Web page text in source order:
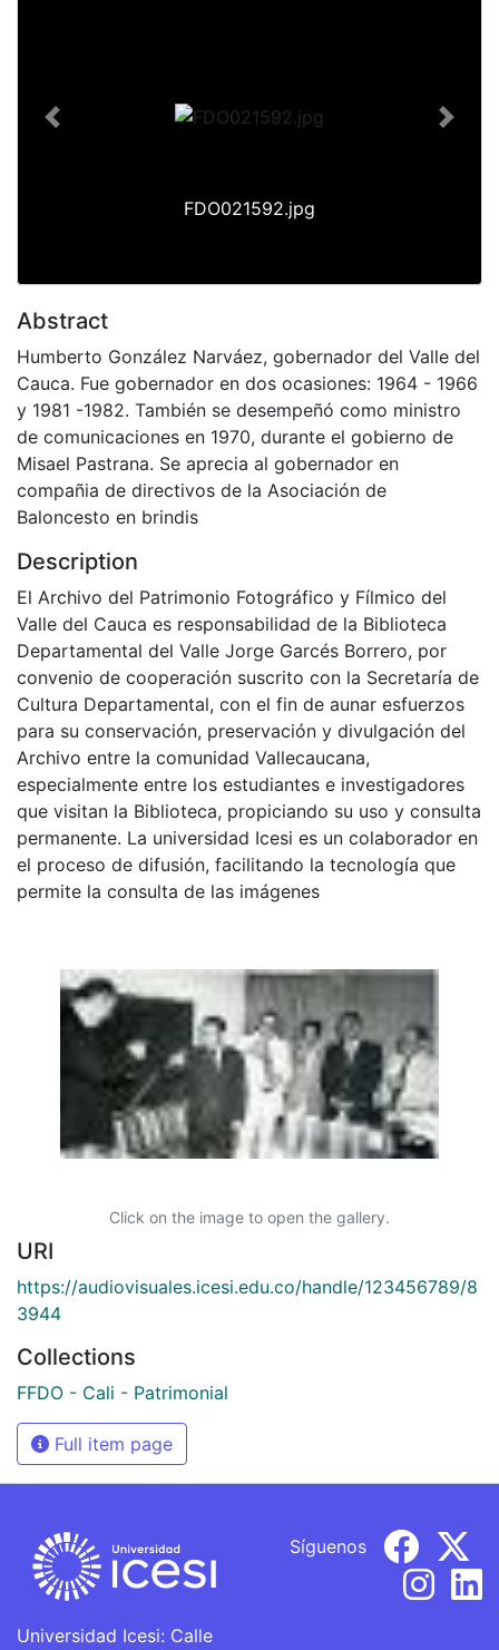
FDO021592.jpg
Previous Next
Abstract
Humberto González Narváez, gobernador del Valle del
Cauca. Fue gobernador en dos ocasiones: 1964 - 1966
y 1981 -1982. También se desempeñó como ministro
de comunicaciones en 1970, durante el gobierno de
Misael Pastrana. Se aprecia al gobernador en
compañia de directivos de la Asociación de
Baloncesto en brindis
Description
El Archivo del Patrimonio Fotográfico y Fílmico del
Valle del Cauca es responsabilidad de la Biblioteca
Departamental del Valle Jorge Garcés Borrero, por
convenio de cooperación suscrito con la Secretaría de
Cultura Departamental, con el fin de aunar esfuerzos
para su conservación, preservación y divulgación del
Archivo entre la comunidad Vallecaucana,
especialmente entre los estudiantes e investigadores
que visitan la Biblioteca, propiciando su uso y consulta
permanente. La universidad Icesi es un colaborador en
el proceso de difusión, facilitando la tecnología que
permite la consulta de las imágenes
Click on the image to open the gallery.
URI
https://audiovisuales.icesi.edu.co/handle/123456789/8
3944
Collections
FFDO - Cali - Patrimonial
Full item page
Universidad Icesi: Calle
Síguenos